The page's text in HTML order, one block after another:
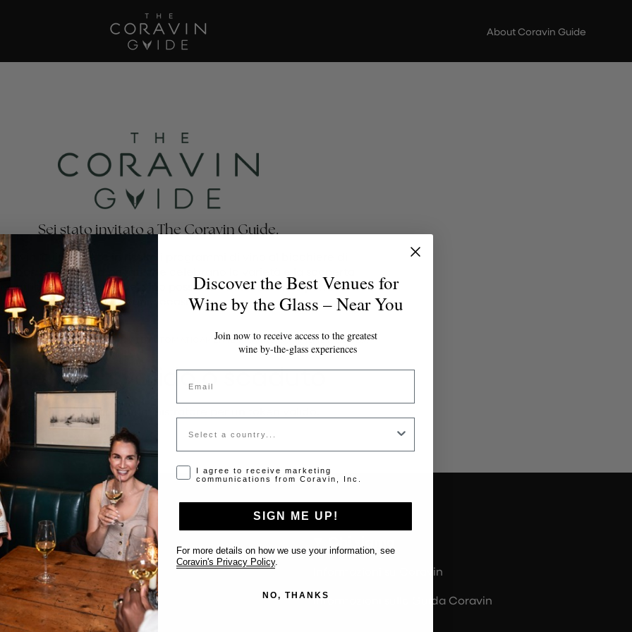
About Coravin Guide
Sei stato invitato a The Coravin Guide.
Guide mette in risalto i programmi di vino al bicchiere di
bar, hotel e club privati che celebrano la varietà e la scoperta
affinché gli amanti del vino possano trovare il calice perfetto
per ogni occasione.
LE MODIFICHE VENGONO SALVATE AUTOMATICAMENTE MENTRE COMPILI IL MODULO.
non valido o scaduto
prega di contattare l'amministratore per un token valido.
Supporto
Contattaci
Inserisci il tuo locale
FAQ’s
Informazioni su Coravin
Informazioni sulla Guida Coravin
Discover the Best Venues for
Wine by the Glass – Near You
Join now to receive access to the greatest
wine by-the-glass experiences
Email
Country
Opt-in disclaimer
I agree to receive marketing
communications from Coravin, Inc.
SIGN ME UP!
For more details on how we use your information, see
Coravin's Privacy Policy
NO, THANKS